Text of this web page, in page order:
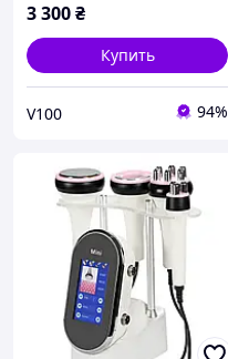
3 300₴
Купить
V100 94%